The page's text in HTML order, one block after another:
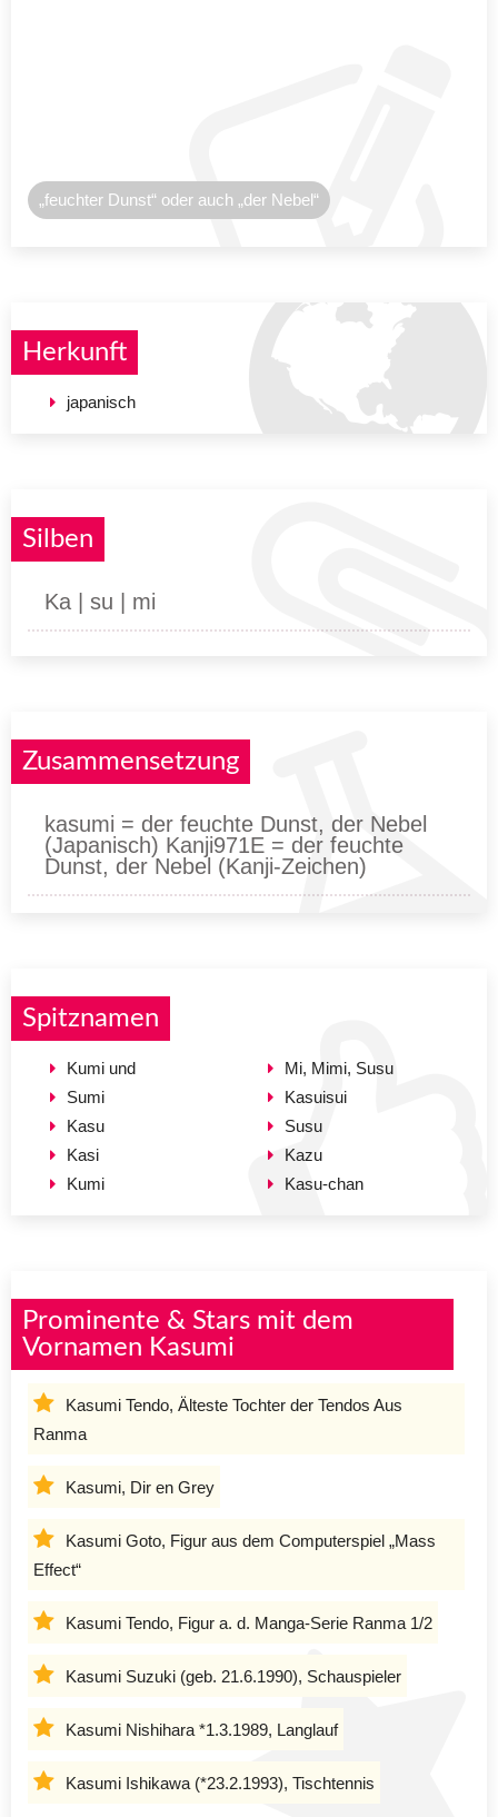
„feuchter Dunst“ oder auch „der Nebel“
Herkunft
japanisch
Silben
Ka | su | mi
Zusammensetzung
kasumi = der feuchte Dunst, der Nebel
(Japanisch) Kanji971E = der feuchte
Dunst, der Nebel (Kanji-Zeichen)
Spitznamen
Kumi und
Sumi
Kasu
Kasi
Kumi
Mi, Mimi, Susu
Kasuisui
Susu
Kazu
Kasu-chan
Prominente & Stars mit dem
Vornamen Kasumi
Kasumi Tendo, Älteste Tochter der Tendos Aus
Ranma
Kasumi, Dir en Grey
Kasumi Goto, Figur aus dem Computerspiel „Mass
Effect“
Kasumi Tendo, Figur a. d. Manga-Serie Ranma 1/2
Kasumi Suzuki (geb. 21.6.1990), Schauspieler
Kasumi Nishihara *1.3.1989, Langlauf
Kasumi Ishikawa (*23.2.1993), Tischtennis